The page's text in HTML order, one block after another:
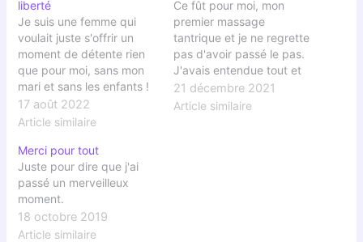
liberté
Je suis une femme qui
voulait juste s'offrir un
moment de détente rien
que pour moi, sans mon
mari et sans les enfants !
17 août 2022
Article similaire
Ce fût pour moi, mon
premier massage
tantrique et je ne regrette
pas d'avoir passé le pas.
J'avais entendue tout et
n'importe quoi, surtout
n'importe quoi,
21 décembre 2021
Article similaire
Merci pour tout
Juste pour dire que j'ai
passé un merveilleux
moment.
18 octobre 2019
Article similaire